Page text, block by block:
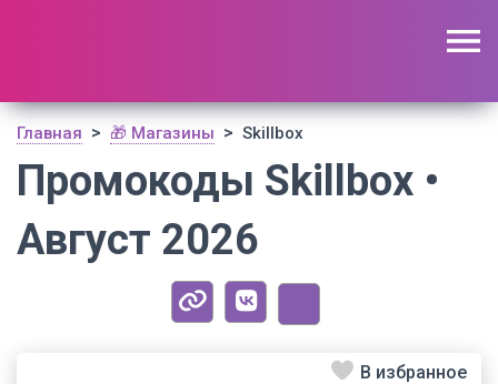
Главная > 🎁 Магазины > Skillbox
Промокоды Skillbox •
Август 2026
В избранное